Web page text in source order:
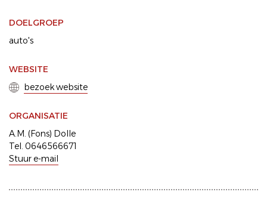
DOELGROEP
auto's
WEBSITE
bezoek website
ORGANISATIE
A.M. (Fons) Dolle
Tel. 0646566671
Stuur e-mail